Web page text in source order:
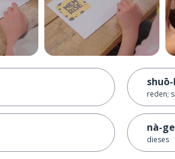
reden;
nà-ge
dieses